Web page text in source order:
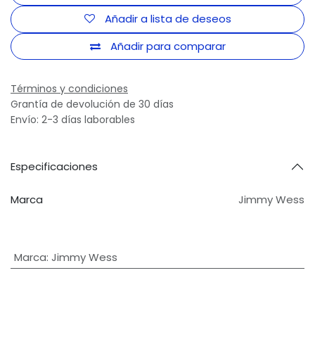
Añadir para comparar
Añadir a lista de deseos
Términos y condiciones
Grantía de devolución de 30 días
Envío: 2-3 días laborables
Especificaciones
Marca Jimmy Wess
Marca: Jimmy Wess